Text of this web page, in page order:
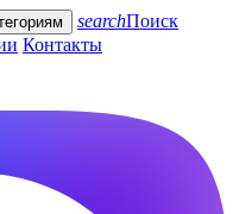
searchПоиск
Контакты